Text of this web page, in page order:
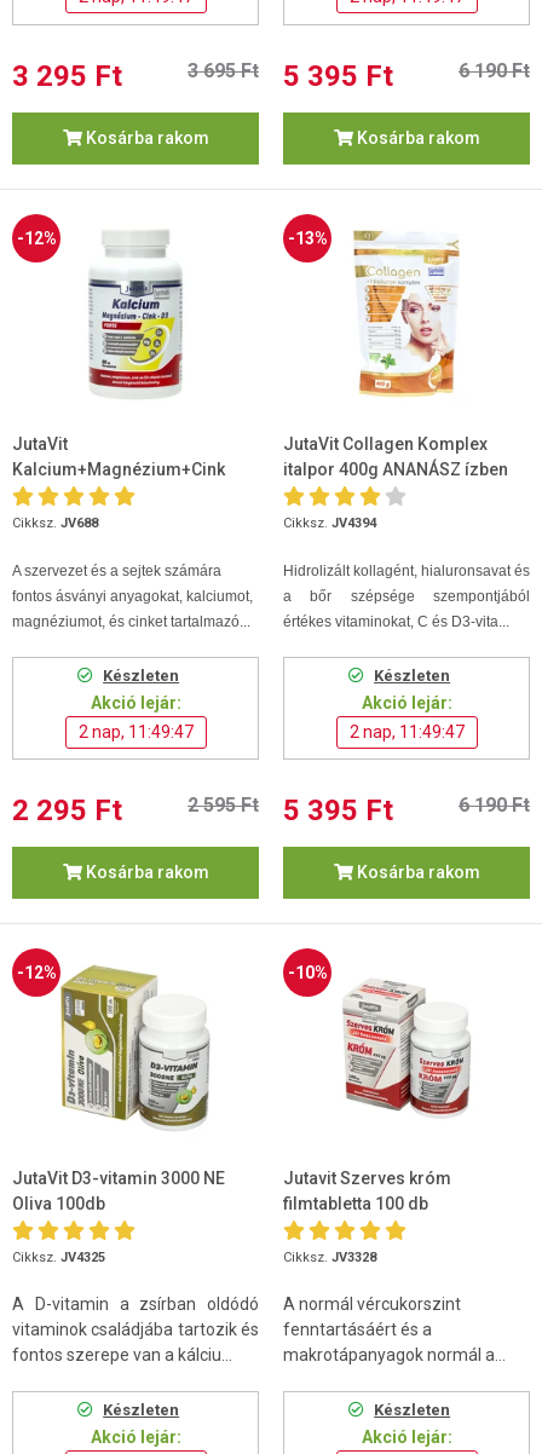
3 295 Ft 3 695 Ft
Kosárba rakom
5 395 Ft 6 190 Ft
Kosárba rakom
-12%
JutaVit
Kalcium+Magnézium+Cink
Forte 90 db
Cikksz. JV688
A szervezet és a sejtek számára
fontos ásványi anyagokat, kalciumot,
magnéziumot, és cinket tartalmazó...
Készleten
Akció lejár:
2 nap, 11:49:46
2 295 Ft 2 595 Ft
Kosárba rakom
-13%
JutaVit Collagen Komplex
italpor 400g ANANÁSZ ízben
Cikksz. JV4394
Hidrolizált kollagént, hialuronsavat és
a bőr szépsége szempontjából
értékes vitaminokat, C és D3-vita...
Készleten
Akció lejár:
2 nap, 11:49:46
5 395 Ft 6 190 Ft
Kosárba rakom
-12%
JutaVit D3-vitamin 3000 NE
Oliva 100db
Cikksz. JV4325
A D-vitamin a zsírban oldódó
vitaminok családjába tartozik és
fontos szerepe van a kálciu...
Készleten
Akció lejár:
-10%
Jutavit Szerves króm
filmtabletta 100 db
Cikksz. JV3328
A normál vércukorszint
fenntartásáért és a
makrotápanyagok normál a...
Készleten
Akció lejár: